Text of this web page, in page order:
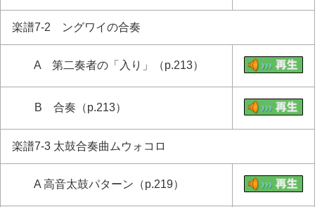
楽譜7-2 ングワイの合奏
A 第二奏者の「入り」（p.213）
B 合奏（p.213）
楽譜7-3 太鼓合奏曲ムウォコロ
A 高音太鼓パターン（p.219）